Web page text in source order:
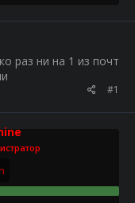
раз ни на 1 из почт
#1